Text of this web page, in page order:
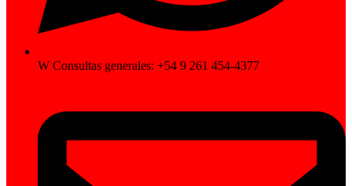
W Consultas generales: +54 9 261 454-4377